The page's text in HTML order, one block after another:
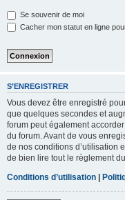
Se souvenir de moi
Cacher mon statut en ligne
S’ENREGISTRER
Vous devez être enregistré
que quelques secondes et
forum peut également
du forum. Avant de vous
de nos conditions d’utilisation
de bien lire tout le règlement
Conditions d’utilisation |